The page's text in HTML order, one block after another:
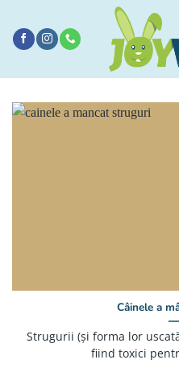
conținut
Câinele a
Strugurii (și forma lor
fiind toxici